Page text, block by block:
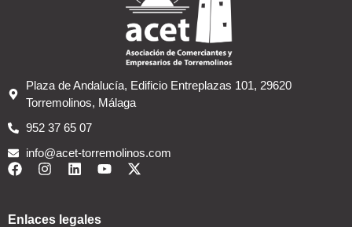
Plaza de Andalucía, Edificio Entreplazas 101, 29620
Torremolinos, Málaga
952 37 65 07
info@acet-torremolinos.com
Enlaces legales